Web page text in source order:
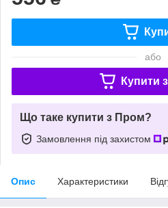
або
Купити з
Що таке купити з Пром?
Замовлення під захистом
Опис Характеристики